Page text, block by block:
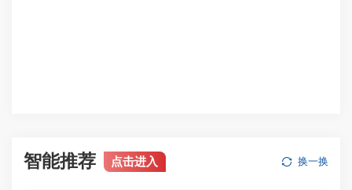
智能推荐 点击进入 换一换